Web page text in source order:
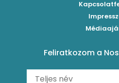
Carbonara
Szaftos paprikás csirke
Shakshuka
Ratatouille
Kukoricás-újhagymás lepény
Mexikói húsleves kukorica
Almás-kéksajtos kukoricasaláta
Köretek
Feliratkozom a